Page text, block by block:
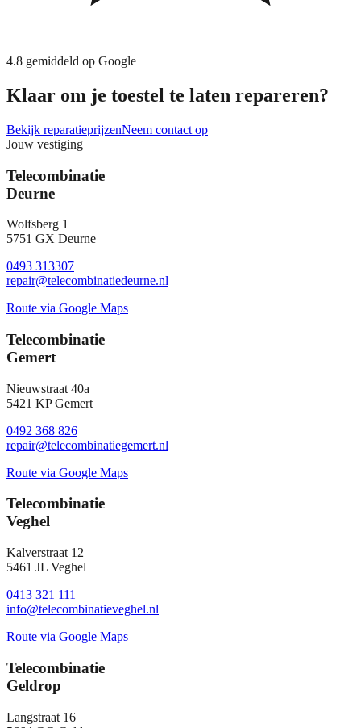
4.8 gemiddeld op Google
Klaar om je toestel te laten repareren?
Bekijk reparatieprijzenNeem contact op
Jouw vestiging
Telecombinatie
Deurne
Wolfsberg 1
5751 GX Deurne
0493 313307
repair@telecombinatiedeurne.nl
Route via Google Maps
Telecombinatie
Gemert
Nieuwstraat 40a
5421 KP Gemert
0492 368 826
repair@telecombinatiegemert.nl
Route via Google Maps
Telecombinatie
Veghel
Kalverstraat 12
5461 JL Veghel
0413 321 111
info@telecombinatieveghel.nl
Route via Google Maps
Telecombinatie
Geldrop
Langstraat 16